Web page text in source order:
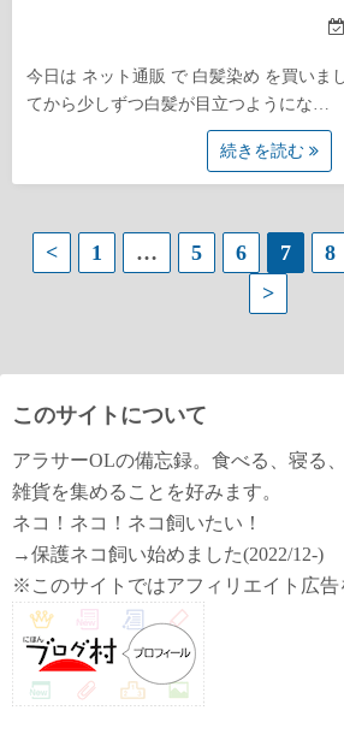
今日は ネット通販 で 白髪染め を買いま
てから少しずつ白髪が目立つようにな…
続きを読む
ジ
送
り
< 1 … 5 6 7 8
>
このサイトについて
アラサーOLの備忘録。食べる、寝る
雑貨を集めることを好みます。
ネコ！ネコ！ネコ飼いたい！
→保護ネコ飼い始めました(2022/12-)
※このサイトではアフィリエイト広告